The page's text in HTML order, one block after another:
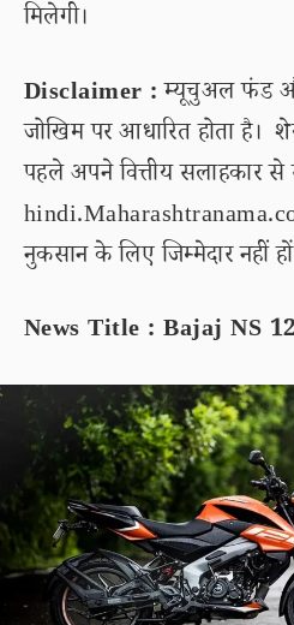
मिलेगी।
Disclaimer :म्यूचुअल फंड
जोखिम पर आधारित होता है।
पहले अपने वित्तीय सलाहकार
नुकसान के लिए जिम्मेदार नहीं
News Title : Bajaj NS